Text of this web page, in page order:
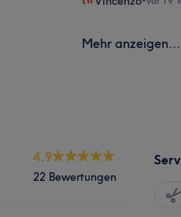
Mehr anzeigen...
4.9
22 Bewertungen